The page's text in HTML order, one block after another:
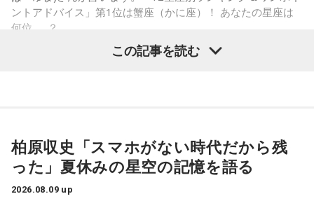
ナルステッカーをプレゼント。七人それぞれのキャラクター
デザインの中から、お好きなデザインを1種類お選びいただけ
14日（金）午後8時よりQloveR会員限定生配信を実施しま
す。記念すべき初回生配信には、山中真尋（草薙理解役）、
福原かつみ（本橋依央利役）が出演。番組スタートに先駆
け、ラジオ番組への意気込みや番組の楽しみ方、今後の展開
ントアドバイス」第1位は蟹座（かに座）！ あなたの星座は
何位……？
い気持ちを前に出して、行動していくと良いでしょう。気に
なる相手にも自信を持って接するようにしましょう。
【2位】蠍座（さそり座）
この記事を読む
柏原収史「スマホがない時代だから残
った」夏休みの星空の記憶を語る
2026.08.09 up